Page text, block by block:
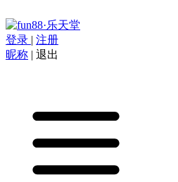
登录 | 注册
昵称 | 退出